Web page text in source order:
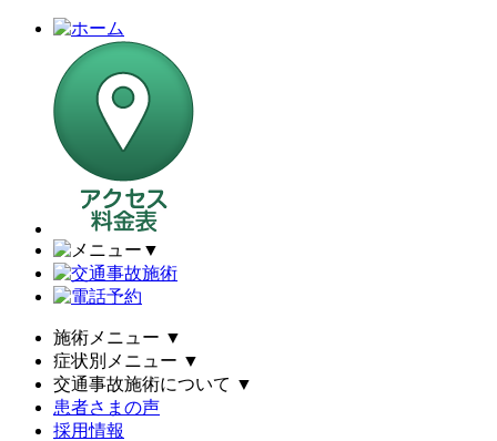
▼
施術メニュー ▼
症状別メニュー ▼
交通事故施術について ▼
患者さまの声
採用情報